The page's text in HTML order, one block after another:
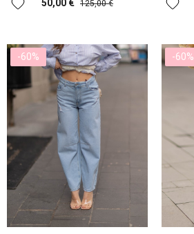
50,00 € 125,00 €
favorite favorite
-60% -60%